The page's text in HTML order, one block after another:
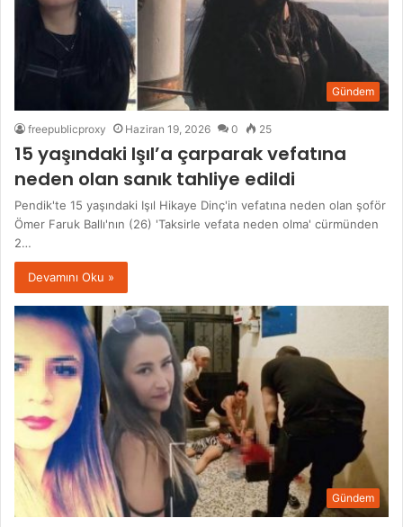
Gündem
freepublicproxy Haziran 19, 2026 0 25
15 yaşındaki Işıl’a çarparak vefatına
neden olan sanık tahliye edildi
Pendik'te 15 yaşındaki Işıl Hikaye Dinç'in vefatına neden olan şoför
Ömer Faruk Ballı'nın (26) 'Taksirle vefata neden olma' cürmünden
2…
Devamını Oku »
Gündem